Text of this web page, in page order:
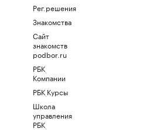
Рег.решения
Знакомства
Сайт
знакомств
podbor.ru
РБК
Компании
РБК Курсы
Школа
управления
РБК